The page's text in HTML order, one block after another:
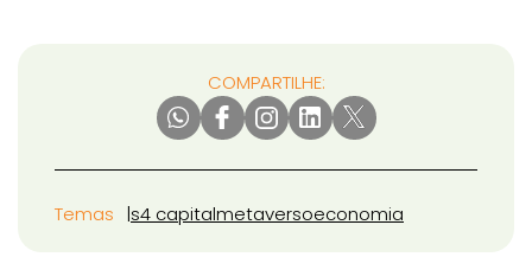
COMPARTILHE:
Temas s4 capitalmetaversoeconomia